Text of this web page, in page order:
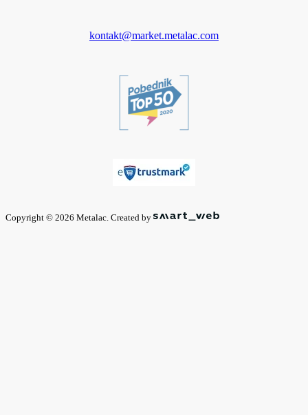
kontakt@market.metalac.com
Copyright © 2026 Metalac. Created by